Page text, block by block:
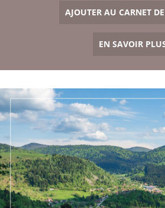
AJOUTER AU CARNET
EN SAVOIR